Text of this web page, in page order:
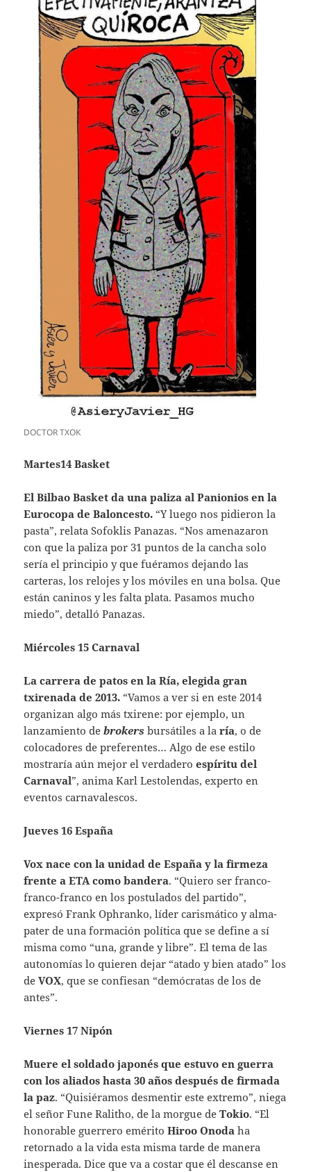
DOCTOR TXOK
Martes14 Basket
El Bilbao Basket da una paliza al Panionios en la
Eurocopa de Baloncesto. “Y luego nos pidieron la
pasta”, relata Sofoklis Panazas. “Nos amenazaron
con que la paliza por 31 puntos de la cancha solo
sería el principio y que fuéramos dejando las
carteras, los relojes y los móviles en una bolsa. Que
están caninos y les falta plata. Pasamos mucho
miedo”, detalló Panazas.
Miércoles 15 Carnaval
La carrera de patos en la Ría, elegida gran
txirenada de 2013. “Vamos a ver si en este 2014
organizan algo más txirene: por ejemplo, un
lanzamiento de brokers bursátiles a laría, o de
colocadores de preferentes… Algo de ese estilo
mostraría aún mejor el verdaderoespíritu del
Carnaval”, anima Karl Lestolendas, experto en
eventos carnavalescos.
Jueves 16 España
Vox nace con la unidad de España y la firmeza
frente a ETA como bandera. “Quiero ser franco-
franco-franco en los postulados del partido”,
expresó Frank Ophranko, líder carismático y alma-
pater de una formación política que se define a sí
misma como “una, grande y libre”. El tema de las
autonomías lo quieren dejar “atado y bien atado” los
deVOX, que se confiesan “demócratas de los de
antes”.
Viernes 17 Nipón
Muere el soldado japonés que estuvo en guerra
con los aliados hasta 30 años después de firmada
la paz. “Quisiéramos desmentir este extremo”, niega
el señor Fune Ralitho, de la morgue deTokio. “El
honorable guerrero eméritoHiroo Onoda ha
retornado a la vida esta misma tarde de manera
inesperada. Dice que va a costar que él descanse en